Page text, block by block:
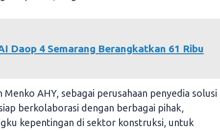
Daop 4 Semarang Berangkatkan 61 Ribu
Menko AHY, sebagai perusahaan penyedia solusi
berkolaborasi dengan berbagai pihak,
kepentingan di sektor konstruksi, untuk